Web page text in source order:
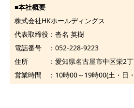
■本社概要
株式会社HKホールディングス
代表取締役：沓名 英樹
電話番号 ：052-228-9223
住所 ：愛知県名古屋市中区栄2丁
営業時間 ：10時00～19時00(土・日